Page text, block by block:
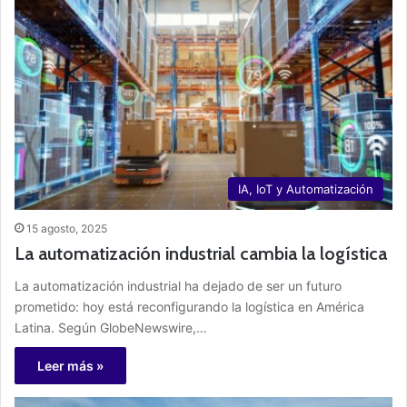
IA, IoT y Automatización
15 agosto, 2025
La automatización industrial cambia la logística
La automatización industrial ha dejado de ser un futuro
prometido: hoy está reconfigurando la logística en América
Latina. Según GlobeNewswire,…
Leer más »